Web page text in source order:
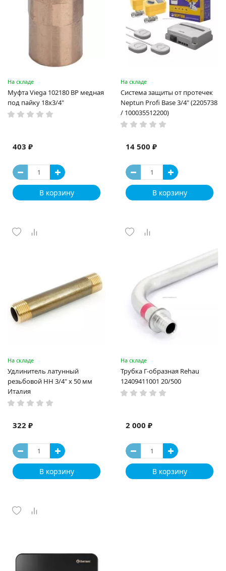
На складе
Муфта Viega 102180 ВР медная
под пайку 18х3/4"
403 ₽
В корзину
На складе
Система защиты от протечек
Neptun Profi Base 3/4" (2205738
/ 100035512200)
14 500 ₽
В корзину
На складе
Удлинитель латунный
резьбовой НН 3/4" x 50 мм
Италия
322 ₽
В корзину
На складе
Трубка Г-образная Rehau
12409411001 20/500
2 000 ₽
В корзину